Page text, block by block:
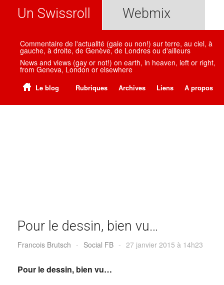
Un Swissroll Webmix
Commentaire de l'actualité (gaie ou non!) sur terre, au ciel, à
gauche, à droite, de Genève, de Londres ou d'ailleurs
News and views (gay or not!) on earth, in heaven, left or right,
from Geneva, London or elsewhere
Le blog Rubriques Archives Liens A propos
Pour le dessin, bien vu…
Francois Brutsch - Social FB - 27 janvier 2015 à 14h23
Pour le dessin, bien vu…